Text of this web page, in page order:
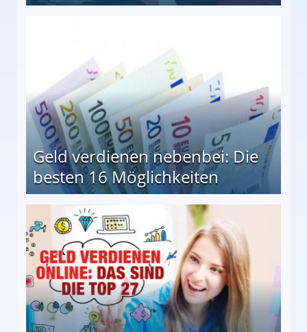
Geld verdienen nebenbei: Die
besten 16 Möglichkeiten